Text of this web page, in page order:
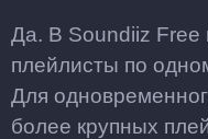
Да. В Soundiiz Free
плейлисты по
Для
более крупных